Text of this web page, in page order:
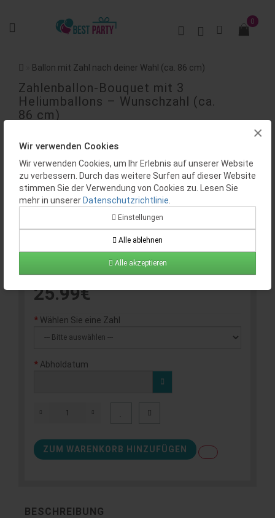
×
Wir verwenden Cookies
Wir verwenden Cookies, um Ihr Erlebnis auf unserer Website
zu verbessern. Durch das weitere Surfen auf dieser Website
stimmen Sie der Verwendung von Cookies zu. Lesen Sie
mehr in unserer Datenschutzrichtlinie
Einstellungen
Alle ablehnen
Alle akzeptieren
0
Ballon mit Zahl nach deiner Wahl (ca. 86 cm)
Zahlenballon-Bouquet mit 3
Heliumballons – Wunschzahl (ca.
86 cm)
BEWERTUNGEN (0)
BP0163
25.99€
Wählen Sie eine Zahl
Abholdatum
ZUM WARENKORB HINZUFÜGEN
BESCHREIBUNG